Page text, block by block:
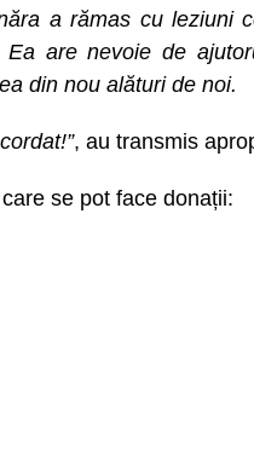
a rămas cu leziuni
are nevoie de
din nou alături de noi.
, au transmis
se pot face donații: